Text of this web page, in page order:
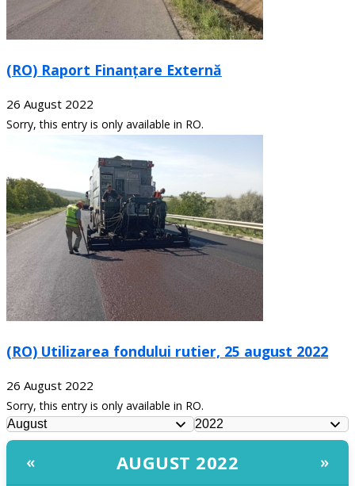
(RO) Raport Finanțare Externă
26 August 2022
Sorry, this entry is only available in RO.
(RO) Utilizarea fondului rutier, 25 august 2022
26 August 2022
Sorry, this entry is only available in RO.
« AUGUST 2022 »